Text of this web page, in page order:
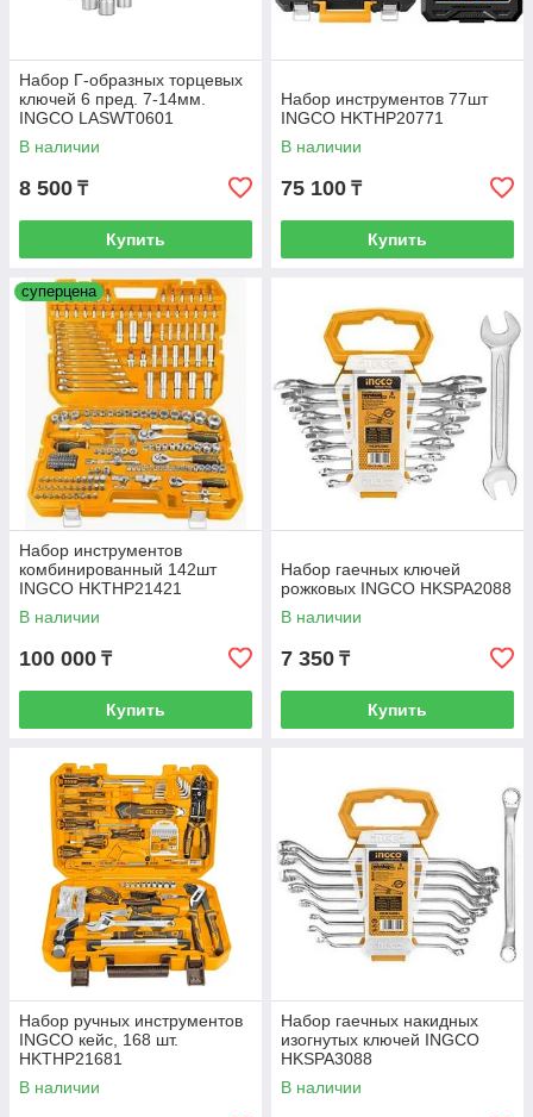
Набор Г-образных торцевых
ключей 6 пред. 7-14мм.
INGCO LASWT0601
INDUSTRIAL
В наличии
8 500 ₸
Купить
Набор инструментов 77шт
INGCO HKTHP20771
В наличии
75 100 ₸
Купить
суперцена
Набор инструментов
комбинированный 142шт
INGCO HKTHP21421
В наличии
100 000 ₸
Купить
Набор гаечных ключей
рожковых INGCO HKSPA2088
В наличии
7 350 ₸
Купить
Набор ручных инструментов
INGCO кейс, 168 шт.
HKTHP21681
В наличии
Набор гаечных накидных
изогнутых ключей INGCO
HKSPA3088
В наличии